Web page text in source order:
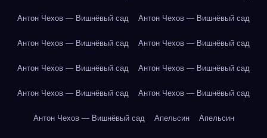
Антон Чехов — Вишнёвый сад Антон Чехов — Вишнёвый сад
Антон Чехов — Вишнёвый сад Антон Чехов — Вишнёвый сад
Антон Чехов — Вишнёвый сад Антон Чехов — Вишнёвый сад
Антон Чехов — Вишнёвый сад Антон Чехов — Вишнёвый сад
Антон Чехов — Вишнёвый сад Апельсин Апельсин